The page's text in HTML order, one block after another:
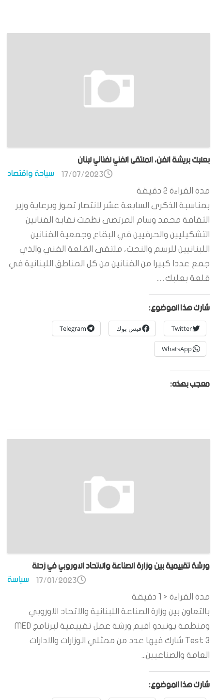
بعلبك بريشة الفن، الملتقى الفني لفناني لبنان
سياحة واقتصاد 17/07/2023
مدة القراءة 2 دقيقة
بمناسبة الذكرى السابعة عشر لانتصار تموز وبرعاية وزير
الثقافة محمد وسام المرتضى نظمت نقابة الفنانين
التشكيليين والحرفيين في البقاع وجمعية الفنانين
اللبنانيين للرسم والنحت، ملتقى القلعة الفني والذي
جمع عددا كبيرا من الفنانين من كل المناطق اللبنانية في
قلعة بعلبك…
شارك هذا الموضوع:
Twitter فيس بوك Telegram
WhatsApp
معجب بهذه:
ورشة تقييمية بين وزارة الصناعة والاتحاد الاوروبي في زحلة
سياسة 17/01/2023
مدة القراءة < 1
دقيقة
بالتعاون بين وزارة الصناعة اللبنانية والاتحاد الاوروبي
ومنظمة يونيدو اقيم ورشة عمل تقييمية لبرنامج MED
Test 3 شارك فيها عدد من ممثلي الوزارات والادارات
العامة والصناعيين...
شارك هذا الموضوع: